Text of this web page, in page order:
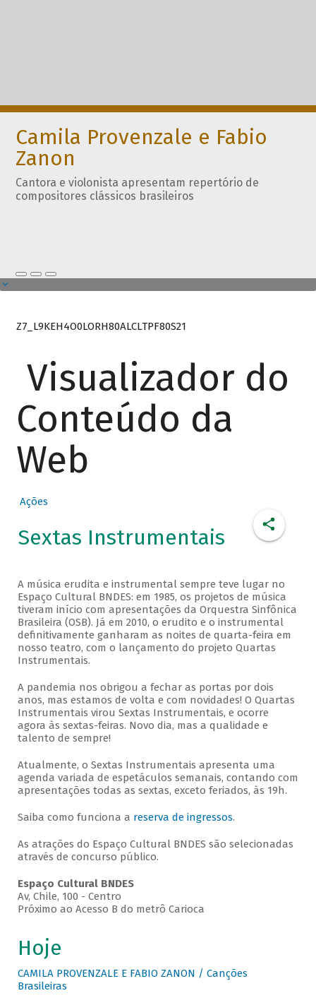
Camila Provenzale e Fabio
Zanon
Cantora e violonista apresentam repertório de
compositores clássicos brasileiros
Z7_L9KEH4O0LORH80ALCLTPF80S21
Visualizador do
Conteúdo da
Web
Ações
Sextas Instrumentais
A música erudita e instrumental sempre teve lugar no
Espaço Cultural BNDES: em 1985, os projetos de música
tiveram início com apresentações da Orquestra Sinfônica
Brasileira (OSB). Já em 2010, o erudito e o instrumental
definitivamente ganharam as noites de quarta-feira em
nosso teatro, com o lançamento do projeto Quartas
Instrumentais.
A pandemia nos obrigou a fechar as portas por dois
anos, mas estamos de volta e com novidades! O Quartas
Instrumentais virou Sextas Instrumentais, e ocorre
agora às sextas-feiras. Novo dia, mas a qualidade e
talento de sempre!
Atualmente, o Sextas Instrumentais apresenta uma
agenda variada de espetáculos semanais, contando com
apresentações todas as sextas, exceto feriados, às 19h.
Saiba como funciona a reserva de ingressos.
As atrações do Espaço Cultural BNDES são selecionadas
através de concurso público.
Espaço Cultural BNDES
Av, Chile, 100 - Centro
Próximo ao Acesso B do metrô Carioca
Hoje
CAMILA PROVENZALE E FABIO ZANON / Canções
Brasileiras